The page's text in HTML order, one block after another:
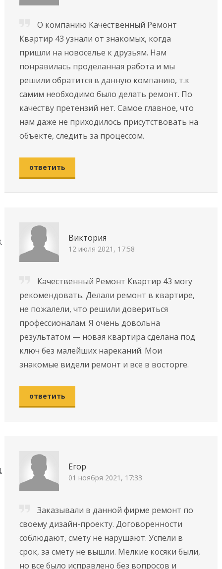
О компанию Качественный Ремонт
Квартир 43 узнали от знакомых, когда
пришли на новоселье к друзьям. Нам
понравилась проделанная работа и мы
решили обратится в данную компанию, т.к
самим необходимо было делать ремонт. По
качеству претензий нет. Самое главное, что
нам даже не приходилось присутствовать на
объекте, следить за процессом.
ответить
Виктория
12 июля 2021, 17:58
Качественный Ремонт Квартир 43 могу
рекомендовать. Делали ремонт в квартире,
не пожалели, что решили довериться
профессионалам. Я очень довольна
результатом — новая квартира сделана под
ключ без малейших нареканий. Мои
знакомые видели ремонт и все в восторге.
ответить
Егор
01 ноября 2021, 17:33
Заказывали в данной фирме ремонт по
своему дизайн-проекту. Договоренности
соблюдают, смету не нарушают. Успели в
срок, за смету не вышли. Мелкие косяки были,
но все было исправлено без вопросов и